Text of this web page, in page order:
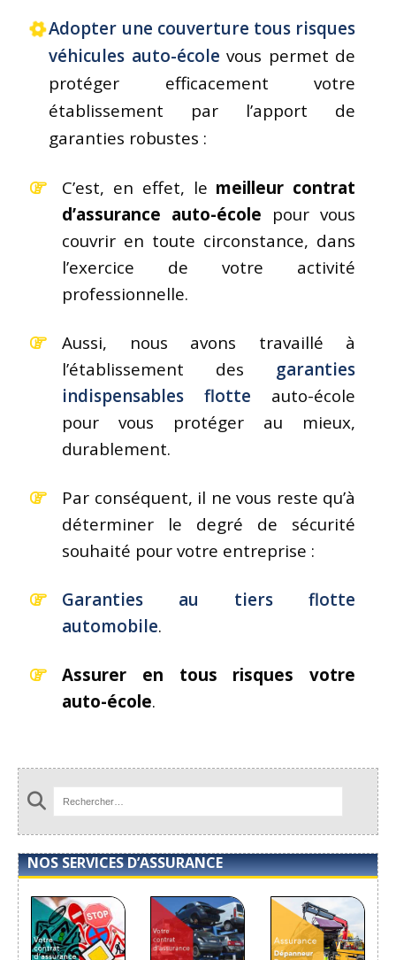
Adopter une couverture tous risques
véhicules auto-école vous permet de
protéger efficacement votre
établissement par l’apport de
garanties robustes :
C’est, en effet, le meilleur contrat
d’assurance auto-école pour vous
couvrir en toute circonstance, dans
l’exercice de votre activité
professionnelle.
Aussi, nous avons travaillé à
l’établissement des garanties
indispensables flotte auto-école
pour vous protéger au mieux,
durablement.
Par conséquent, il ne vous reste qu’à
déterminer le degré de sécurité
souhaité pour votre entreprise :
Garanties au tiers flotte
automobile.
Assurer en tous risques votre
auto-école.
NOS SERVICES D’ASSURANCE